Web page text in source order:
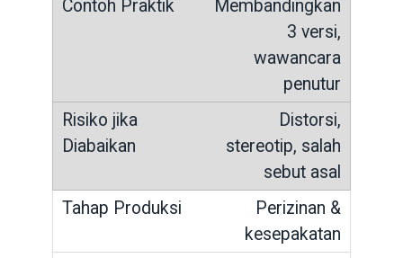
Membandingkan
3 versi,
wawancara
penutur
Distorsi,
stereotip, salah
sebut asal
Perizinan &
kesepakatan